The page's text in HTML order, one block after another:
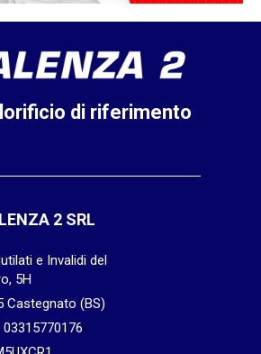
di riferimento
2 SRL
e Invalidi del
5H
Castegnato (BS)
03315770176